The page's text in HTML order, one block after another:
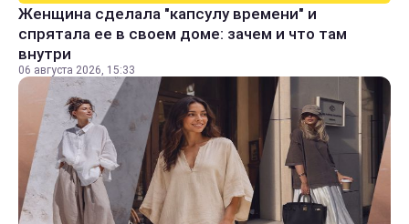
Женщина сделала "капсулу времени" и
спрятала ее в своем доме: зачем и что там
внутри
06 августа 2026, 15:33